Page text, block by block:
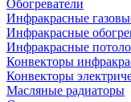
Обогреватели
Инфракрасные
Инфракрасные
Инфракрасные
Конвекторы
Конвекторы
Масляные радиаторы